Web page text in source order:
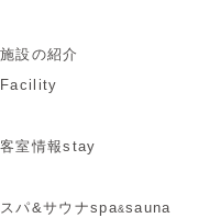
施設の紹介
Facility
客室情報stay
スパ&サウナspa&sauna